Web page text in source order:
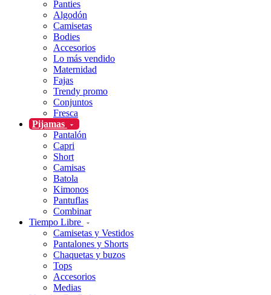
Panties
Algodón
Camisetas
Bodies
Accesorios
Lo más vendido
Maternidad
Fajas
Trendy promo
Conjuntos
Fresca
Pijamas
Pantalón
Capri
Short
Camisas
Batola
Kimonos
Pantuflas
Combinar
Tiempo Libre
Camisetas y Vestidos
Pantalones y Shorts
Chaquetas y buzos
Tops
Accesorios
Medias